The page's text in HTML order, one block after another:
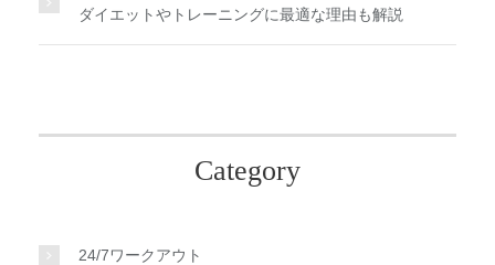
ダイエットやトレーニングに最適な理由も解説
Category
24/7ワークアウト